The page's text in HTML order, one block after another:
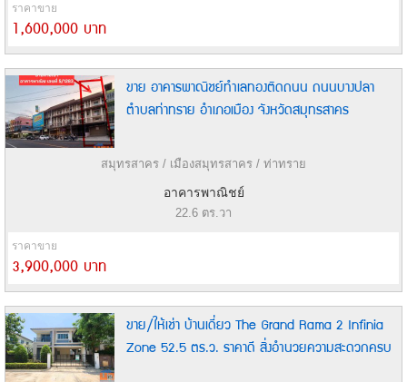
ราคาขาย
1,600,000 บาท
ขาย อาคารพาณิชย์ทำเลทองติดถนน ถนนบางปลา
ตำบลท่าทราย อำเภอเมือง จังหวัดสมุทรสาคร
สมุทรสาคร / เมืองสมุทรสาคร / ท่าทราย
อาคารพาณิชย์
22.6 ตร.วา
ราคาขาย
3,900,000 บาท
ขาย/ให้เช่า บ้านเดี่ยว The Grand Rama 2 Infinia
Zone 52.5 ตร.ว. ราคาดี สิ่งอำนวยความสะดวกครบ